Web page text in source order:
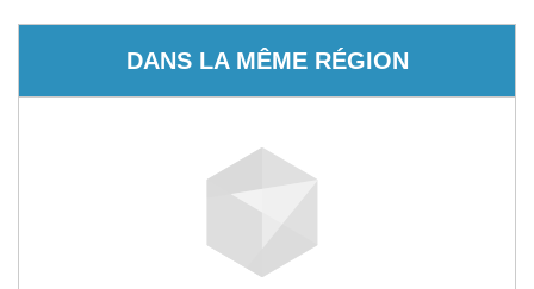
DANS LA MÊME RÉGION